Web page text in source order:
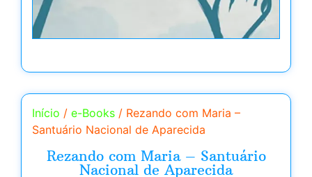
Início / e-Books / Rezando com Maria –
Santuário Nacional de Aparecida
Rezando com Maria – Santuário
Nacional de Aparecida